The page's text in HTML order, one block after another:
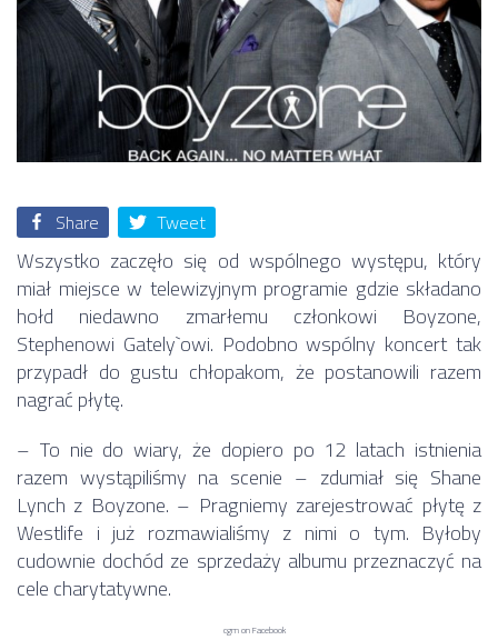
Share Tweet
Wszystko zaczęło się od wspólnego występu, który
miał miejsce w telewizyjnym programie gdzie składano
hołd niedawno zmarłemu członkowi Boyzone,
Stephenowi Gately`owi. Podobno wspólny koncert tak
przypadł do gustu chłopakom, że postanowili razem
nagrać płytę.
– To nie do wiary, że dopiero po 12 latach istnienia
razem wystąpiliśmy na scenie – zdumiał się Shane
Lynch z Boyzone. – Pragniemy zarejestrować płytę z
Westlife i już rozmawialiśmy z nimi o tym. Byłoby
cudownie dochód ze sprzedaży albumu przeznaczyć na
cele charytatywne.
cgmon Facebook